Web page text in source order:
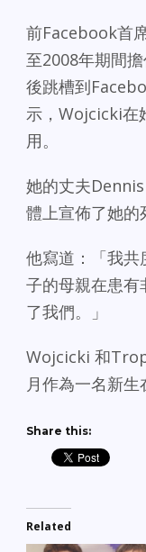
前Facebook首
至2008年期間
後跳槽到
示，Wojcicki在
用。
她的丈夫
體上宣佈了她的
他寫道：「我共
子的母親在患有
了我們。」
Wojcicki 和
月作為一名新生
Share this:
Related